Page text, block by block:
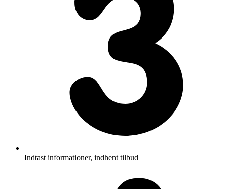
Indtast informationer, indhent tilbud